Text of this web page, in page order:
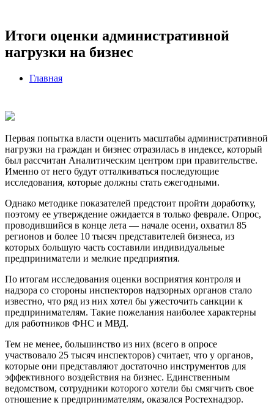
Итоги оценки административной
нагрузки на бизнес
Главная
Первая попытка власти оценить масштабы административной
нагрузки на граждан и бизнес отразилась в индексе, который
был рассчитан Аналитическим центром при правительстве.
Именно от него будут отталкиваться последующие
исследования, которые должны стать ежегодными.
Однако методике показателей предстоит пройти доработку,
поэтому ее утверждение ожидается в только феврале. Опрос,
проводившийся в конце лета — начале осени, охватил 85
регионов и более 10 тысяч представителей бизнеса, из
которых большую часть составили индивидуальные
предприниматели и мелкие предприятия.
По итогам исследования оценки восприятия контроля и
надзора со стороны инспекторов надзорных органов стало
известно, что ряд из них хотел бы ужесточить санкции к
предпринимателям. Такие пожелания наиболее характерны
для работников ФНС и МВД.
Тем не менее, большинство из них (всего в опросе
участвовало 25 тысяч инспекторов) считает, что у органов,
которые они представляют достаточно инструментов для
эффективного воздействия на бизнес. Единственным
ведомством, сотрудники которого хотели бы смягчить свое
отношение к предпринимателям, оказался Ростехнадзор.